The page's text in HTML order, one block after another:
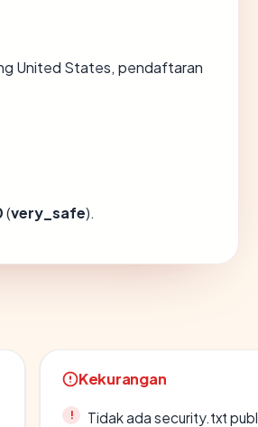
United States, pendaftaran
(very_safe).
Kekurangan
Tidak ada security.txt